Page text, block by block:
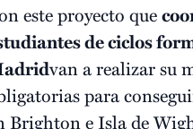
este proyecto que
de ciclos
van a realizar su
para
Brighton e Isla de